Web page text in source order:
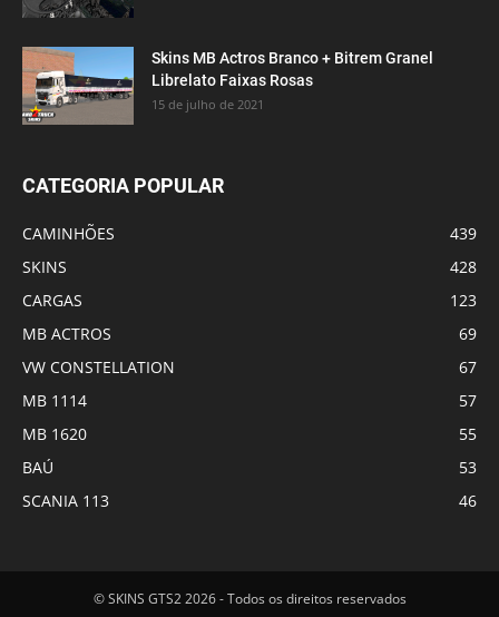
Skins MB Actros Branco + Bitrem Granel
Librelato Faixas Rosas
15 de julho de 2021
CATEGORIA POPULAR
CAMINHÕES
439
SKINS
428
CARGAS
123
MB ACTROS
69
VW CONSTELLATION
67
MB 1114
57
MB 1620
55
BAÚ
53
SCANIA 113
46
© SKINS GTS2 2026 - Todos os direitos reservados